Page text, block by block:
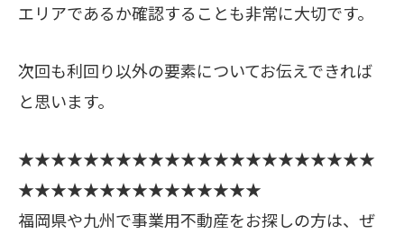
エリアであるか確認することも非常に大切です。
次回も利回り以外の要素についてお伝えできれば
と思います。
★★★★★★★★★★★★★★★★★★★★★★
★★★★★★★★★★★★★★★
福岡県や九州で事業用不動産をお探しの方は、ぜ